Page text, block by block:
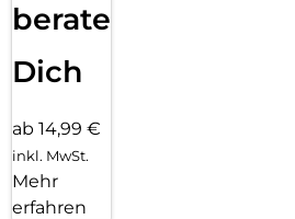
beraten
Dich
ab 14,99 €
inkl. MwSt.
Mehr
erfahren